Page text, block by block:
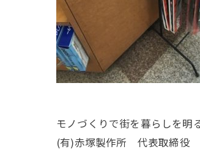
モノづくりで街を暮らしを明
(有)赤塚製作所 代表取締役